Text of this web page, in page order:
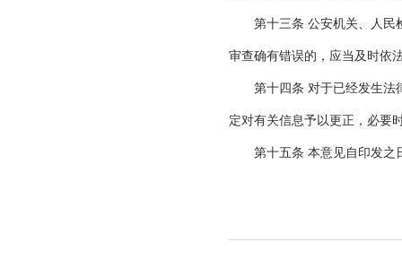
第十三条 公安机关、人民检
审查确有错误的，应当及时依
第十四条 对于已经发生法律
定对有关信息予以更正，必要
第十五条 本意见自印发之